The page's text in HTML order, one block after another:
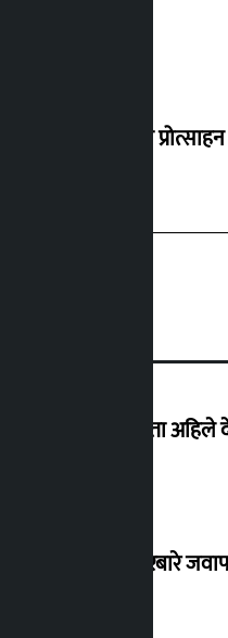
‘करदाता
शासकीय अराजकता अहिले
ढल्केबर ट्रमा सेन्टरबारे